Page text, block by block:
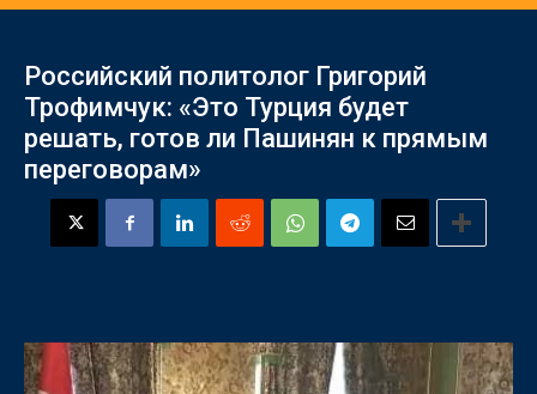
Российский политолог Григорий
Трофимчук: «Это Турция будет
решать, готов ли Пашинян к прямым
переговорам»